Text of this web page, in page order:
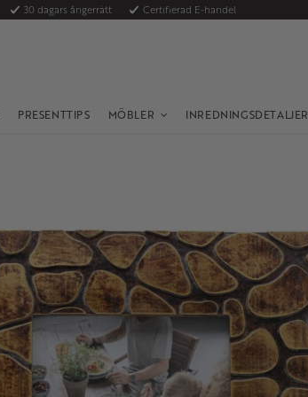
30 dagars ångerrätt Certifierad E-handel
PRESENTTIPS MÖBLER INREDNINGSDETALJER